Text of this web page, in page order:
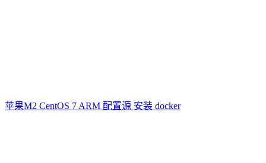
苹果M2 CentOS 7 ARM 配置源 安装 docker